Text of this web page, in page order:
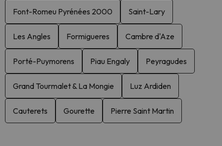
Font-Romeu Pyrénées 2000 Saint-Lary
Les Angles Formigueres Cambre d'Aze
Porté-Puymorens Piau Engaly Peyragudes
Grand Tourmalet & La Mongie Luz Ardiden
Cauterets Gourette Pierre Saint Martin